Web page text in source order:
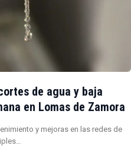
de agua y baja
en Lomas de Zamora
y mejoras en las redes de